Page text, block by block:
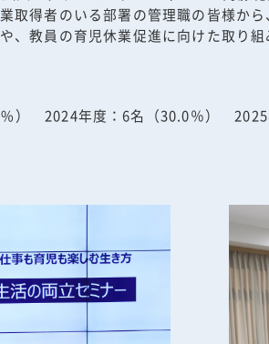
取得者のいる部署の管理職の皆様か
、教員の育児休業促進に向けた取り組
） 2024年度：6名（30.0％） 2025